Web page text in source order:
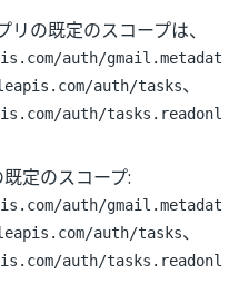
の既定のスコープは、
auth/gmail.metadat
auth/tasks、
auth/tasks.readonl
定のスコープ:
auth/gmail.metadat
auth/tasks、
auth/tasks.readonl